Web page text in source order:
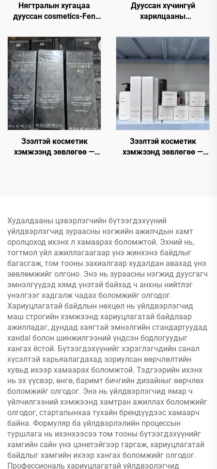
Нягтралын хугацаа
дууссан cosmetics-Fen
зорилгоор, зорилгоор
beauty makeup, cosmetics
бүтээгдэхүүнүүдийг
богино, алдарт үнээр
худалдаад байна.
Дууссан хүчингүй
харилцааны
шинэ өнгө unique Luxury
Cosmetic Palettes
Wholesale
Зээлтэй косметик
хэмжээнд зөвлөгөө —
Зээлтэй косметик
хэмжээнд зөвлөгөө —
Худалдааны цэвэрлэгчийн бүтээгдэхүүний
үйлдвэрлэгчид зураасны нэгжийн ажилчдын хамт
оролцоход ихэнх л хамаарах боломжтой. Эхний нь,
тогтмол үйл ажиллагаагаар үнэ жинхэнэ байдлыг
багасгаж, том тооны захиалгаар худалдан авахад үнэ
зөвлөмжийг олгоно. Энэ нь зураасны нэгжид дуусгагч
эмнэлгүүдэд хямд үнэтэй байхад ч анхны нийтлэг
үнэлгээг хадгалж чадах боломжийг олгодог.
Хариуцлагатай байдлын нөхцөл нь үйлдвэрлэгчид
маш строгийн хэмжээнд хариуцлагатай байдлаар
ажилладаг, дундад хаягтай эмнэлгийн стандартуудад
ханdal болон шинжилгээний үндсэн бодлогуудыг
хангах ёстой. Бүтээгдэхүүнийг хэрэглэгчдийн санал
хүсэлтэй харьяалагдахад зориулсан өөрчлөлтийн
хувьд ихээр хамаарах боломжтой. Тэдгээрийн ихэнх
нь эх үүсвэр, өнгө, баримт бичгийн дизайныг өөрчлөх
боломжийг олгодог. Энэ нь үйлдвэрлэгчид ямар ч
үйлчилгээний хэмжээнд хамтран ажиллах боломжийг
олгодог, стартапынхаа тухайн брендүүдээс хамаарч
байна. Формуляр ба үйлдвэрлэлийн процессын
туршлага нь ихэнхээсээ том тооны бүтээгдэхүүнийг
хамгийн сайн үнэ цэнетэйгээр гаргаж, хариуцлагатай
байдлыг хамгийн ихээр хангах боломжийг олгодог.
Профессиональ хариуцлагатай үйлдвэрлэгчид